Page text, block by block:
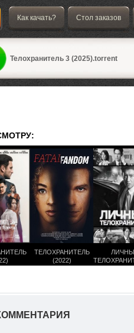
Как качать? Стол заказов
Телохранитель 3 (2025).torrent
ТЕЛОХРАНИТЕЛЬ
(2022)